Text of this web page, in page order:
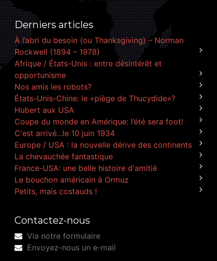
Derniers articles
À l’abri du besoin (ou Thanksgiving) – Norman
Rockwell (1894 – 1978)
Afrique / États-Unis : entre désintérêt et
opportunisme
Nos amis les robots?
États-Unis-Chine: le «piège de Thucydide»?
Hubert aux USA
Coupe du monde en Amérique: l’été sera foot!
C'est arrivé...le 10 juin 1934
Europe / USA : la nouvelle dérive des continents
La chevauchée fantastique
France-USA: une belle histoire d'amitié
Le bouchon américain à Ormuz
Petits, mais costauds !
Contactez-nous
Via notre formulaire
Envoyez-nous un e-mail